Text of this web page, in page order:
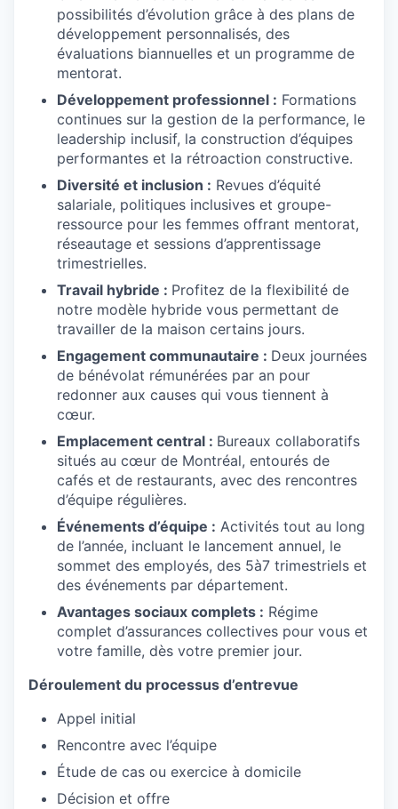
possibilités d’évolution grâce à des plans de
développement personnalisés, des
évaluations biannuelles et un programme de
mentorat.
Développement professionnel : Formations
continues sur la gestion de la performance, le
leadership inclusif, la construction d’équipes
performantes et la rétroaction constructive.
Diversité et inclusion : Revues d’équité
salariale, politiques inclusives et groupe-
ressource pour les femmes offrant mentorat,
réseautage et sessions d’apprentissage
trimestrielles.
Travail hybride : Profitez de la flexibilité de
notre modèle hybride vous permettant de
travailler de la maison certains jours.
Engagement communautaire : Deux journées
de bénévolat rémunérées par an pour
redonner aux causes qui vous tiennent à
cœur.
Emplacement central : Bureaux collaboratifs
situés au cœur de Montréal, entourés de
cafés et de restaurants, avec des rencontres
d’équipe régulières.
Événements d’équipe : Activités tout au long
de l’année, incluant le lancement annuel, le
sommet des employés, des 5à7 trimestriels et
des événements par département.
Avantages sociaux complets : Régime
complet d’assurances collectives pour vous et
votre famille, dès votre premier jour.
Déroulement du processus d’entrevue
Appel initial
Rencontre avec l’équipe
Étude de cas ou exercice à domicile
Décision et offre